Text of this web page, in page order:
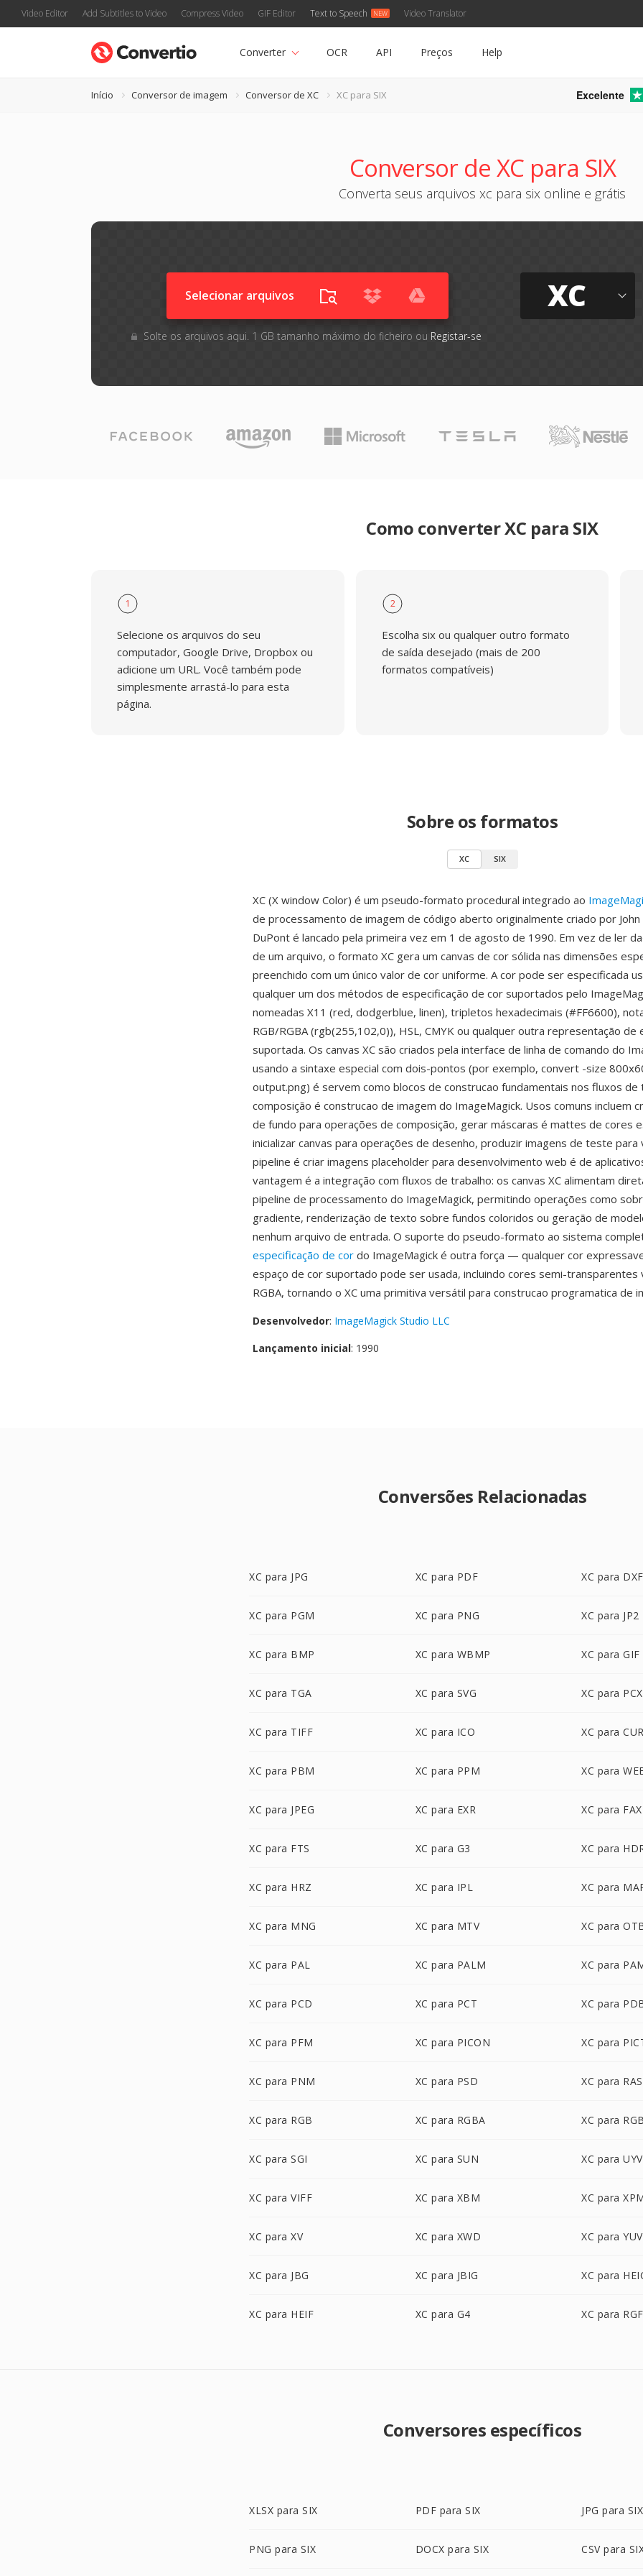
Video Editor Add Subtitles to Video Compress Video GIF Editor Text to Speech Video Translator
Converter OCR API Preços Help
Início Conversor de imagem Conversor de XC XC para SIX Excelente
Conversor de XC para SIX
Converta seus arquivos xc para six online e grátis
Selecionar arquivos
Solte os arquivos aqui. 1 GB tamanho máximo do ficheiro ou Registar-se
XC
Como converter XC para SIX
1
Selecione os arquivos do seu
computador, Google Drive, Dropbox ou
adicione um URL. Você também pode
simplesmente arrastá-lo para esta
página.
2
Escolha six ou qualquer outro formato
de saída desejado (mais de 200
formatos compatíveis)
Sobre os formatos
XC SIX
XC (X window Color) é um pseudo-formato procedural integrado ao
de processamento de imagem de código aberto originalmente criado por John
DuPont é lancado pela primeira vez em 1 de agosto de 1990. Em vez de ler
de um arquivo, o formato XC gera um canvas de cor sólida nas dimensões
preenchido com um único valor de cor uniforme. A cor pode ser especificada
qualquer um dos métodos de especificação de cor suportados pelo
nomeadas X11 (red, dodgerblue, linen), tripletos hexadecimais (#FF6600),
RGB/RGBA (rgb(255,102,0)), HSL, CMYK ou qualquer outra representação de
suportada. Os canvas XC são criados pela interface de linha de comando do
usando a sintaxe especial com dois-pontos (por exemplo, convert -size
output.png) é servem como blocos de construcao fundamentais nos fluxos de
composição é construcao de imagem do ImageMagick. Usos comuns incluem
de fundo para operações de composição, gerar máscaras é mattes de cores
inicializar canvas para operações de desenho, produzir imagens de teste para
pipeline é criar imagens placeholder para desenvolvimento web é de
vantagem é a integração com fluxos de trabalho: os canvas XC alimentam
pipeline de processamento do ImageMagick, permitindo operações como
gradiente, renderização de texto sobre fundos coloridos ou geração de
nenhum arquivo de entrada. O suporte do pseudo-formato ao sistema
especificação de cor do ImageMagick é outra força — qualquer cor
espaço de cor suportado pode ser usada, incluindo cores semi-transparentes
RGBA, tornando o XC uma primitiva versátil para construcao programatica de
Desenvolvedor: ImageMagick Studio LLC
Lançamento inicial: 1990
Conversões Relacionadas
XC para JPG XC para PDF XC para DXF
XC para PGM XC para PNG XC para JP2
XC para BMP XC para WBMP XC para GIF
XC para TGA XC para SVG XC para PCX
XC para TIFF XC para ICO XC para CUR
XC para PBM XC para PPM XC para
XC para JPEG XC para EXR XC para FAX
XC para FTS XC para G3 XC para
XC para HRZ XC para IPL XC para
XC para MNG XC para MTV XC para
XC para PAL XC para PALM XC para
XC para PCD XC para PCT XC para
XC para PFM XC para PICON XC para
XC para PNM XC para PSD XC para RAS
XC para RGB XC para RGBA XC para
XC para SGI XC para SUN XC para
XC para VIFF XC para XBM XC para
XC para XV XC para XWD XC para YUV
XC para JBG XC para JBIG XC para
XC para HEIF XC para G4 XC para RGF
Conversores específicos
XLSX para SIX PDF para SIX JPG para SIX
PNG para SIX DOCX para SIX CSV para